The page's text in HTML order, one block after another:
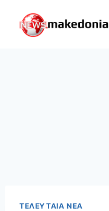
content
ΤΕΛΕΥΤΑΊΑ ΝΈΑ